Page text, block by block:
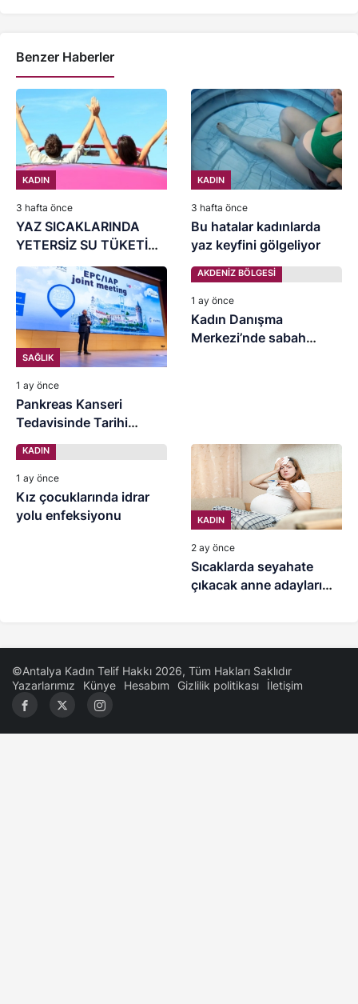
Benzer Haberler
KADIN
3 hafta önce
YAZ SICAKLARINDA
YETERSİZ SU TÜKETİMİ
BÖBREKLERİNİZİ
YIPRATMASIN
KADIN
3 hafta önce
Bu hatalar kadınlarda
yaz keyfini gölgeliyor
SAĞLIK
1 ay önce
Pankreas Kanseri
Tedavisinde Tarihi
Dönüm Noktası
AKDENİZ BÖLGESİ
1 ay önce
Kadın Danışma
Merkezi’nde sabah
KADIN
1 ay önce
Kız çocuklarında idrar
yolu enfeksiyonu
KADIN
2 ay önce
Sıcaklarda seyahate
çıkacak anne adayları
©Antalya Kadın Telif Hakkı 2026, Tüm Hakları Saklıdır
Yazarlarımız
Künye Hesabım Gizlilik politikası İletişim